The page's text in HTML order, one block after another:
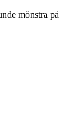
mönstra på